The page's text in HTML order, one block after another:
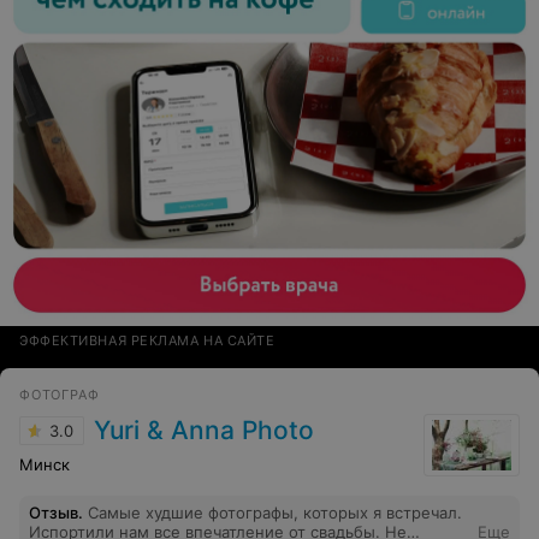
сумбур, я в мыле, ни одной фото с ёлкой...и тд и тп ...
ЭФФЕКТИВНАЯ РЕКЛАМА НА САЙТЕ
ФОТОГРАФ
3.0 Yuri & Anna Photo
Минск
Отзыв. Самые худшие фотографы, которых я встречал.
Испортили нам все впечатление от свадьбы. Не
Еще